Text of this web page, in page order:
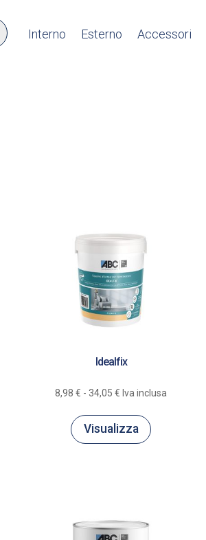
Interno Esterno Accessori
Idealfix
8,98€ - 34,05€ Fascia
prezzo:
Iva inclusa
Visualizza